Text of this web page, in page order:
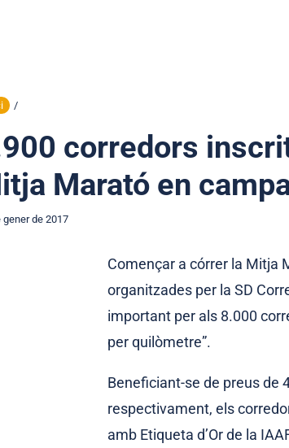
/
corredors
Marató en
gener de 2017
Començar a córrer la Mitja
organitzades per la SD
important per als 8.000
per quilòmetre”.
Beneficiant-se de preus de
respectivament, els
amb Etiqueta d’Or de la